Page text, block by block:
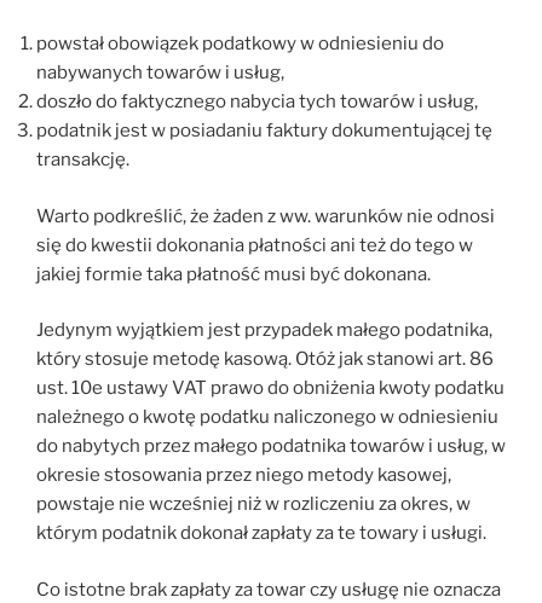
powstał obowiązek podatkowy w odniesieniu do
nabywanych towarów i usług,
doszło do faktycznego nabycia tych towarów i usług,
podatnik jest w posiadaniu faktury dokumentującej tę
transakcję.
Warto podkreślić, że żaden z ww. warunków nie odnosi
się do kwestii dokonania płatności ani też do tego w
jakiej formie taka płatność musi być dokonana.
Jedynym wyjątkiem jest przypadek małego podatnika,
który stosuje metodę kasową. Otóż jak stanowi art. 86
ust. 10e ustawy VAT prawo do obniżenia kwoty podatku
należnego o kwotę podatku naliczonego w odniesieniu
do nabytych przez małego podatnika towarów i usług, w
okresie stosowania przez niego metody kasowej,
powstaje nie wcześniej niż w rozliczeniu za okres, w
którym podatnik dokonał zapłaty za te towary i usługi.
Co istotne brak zapłaty za towar czy usługę nie oznacza